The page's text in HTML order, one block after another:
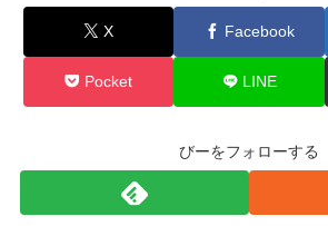
X Facebook
Pocket LINE
びーをフォローする